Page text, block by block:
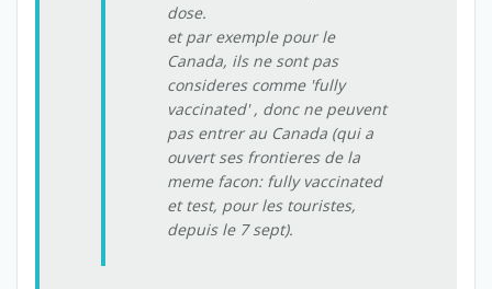
dose.
et par exemple pour le
Canada, ils ne sont pas
consideres comme 'fully
vaccinated' , donc ne peuvent
pas entrer au Canada (qui a
ouvert ses frontieres de la
meme facon: fully vaccinated
et test, pour les touristes,
depuis le 7 sept).